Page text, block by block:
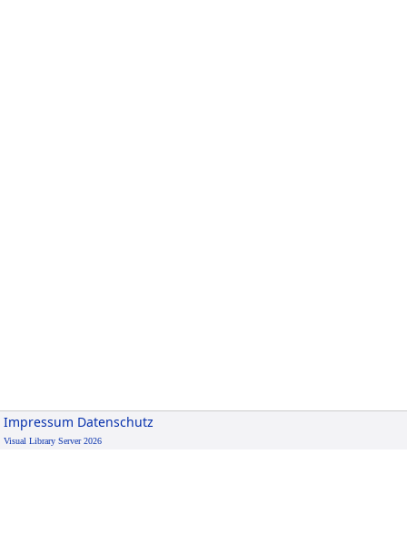
Impressum Datenschutz
Visual Library Server 2026